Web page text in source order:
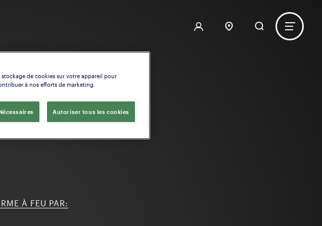
À FEU PAR:
de cookies sur votre appareil pour
à nos efforts de marketing.
Autoriser tous les cookies